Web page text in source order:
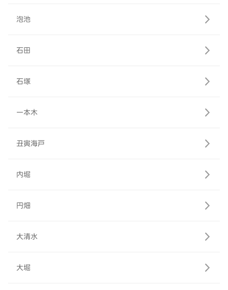
泡池
石田
石塚
一本木
丑寅海戸
内堀
円畑
大清水
大堀